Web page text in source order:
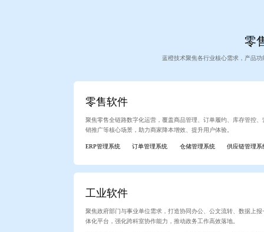
零
蓝橙技术聚焦各行业核心需求，产品
零售软件
聚焦零售全链路数字化运营，覆盖商品管理、订单履约、库存管控、
销推广等核心场景，助力商家降本增效、提升用户体验。
ERP管理系统 订单管理系统 仓储管理系统 供应链管理系
工业软件
聚焦政府部门与事业单位需求，打造协同办公、公文流转、数据上报
体化平台，强化跨科室协作能力，推动政务工作高效落地。